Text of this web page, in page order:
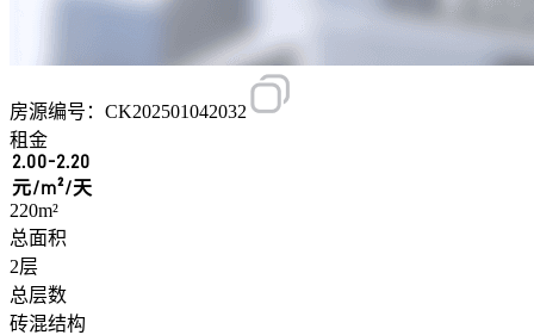
房源编号：CK202501042032
租金
2.00-2.20
元/m²/天
220m²
总面积
2层
总层数
砖混结构